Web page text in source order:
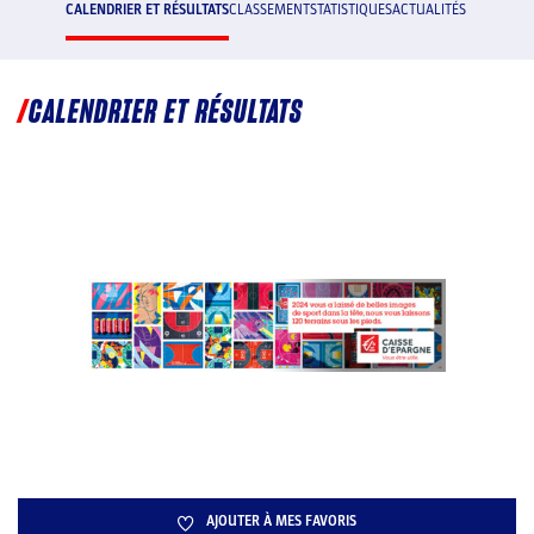
CALENDRIER ET RÉSULTATSCLASSEMENTSTATISTIQUESACTUALITÉS
CALENDRIER ET RÉSULTATS
AJOUTER À MES FAVORIS